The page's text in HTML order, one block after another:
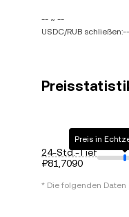
-- ~ --
USDC/RUB schließen:--
Preisstatistik
24-Std.-Tief
₽81,7090
Preis in
* Die folgenden